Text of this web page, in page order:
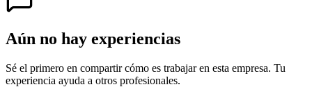
Aún no hay experiencias
Sé el primero en compartir cómo es trabajar en esta empresa. Tu
experiencia ayuda a otros profesionales.